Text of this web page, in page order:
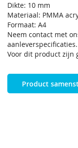
Dikte: 10 mm
Materiaal: PMMA
Formaat: A4
Neem contact met
aanleverspecificaties.
Voor dit product zijn
Product